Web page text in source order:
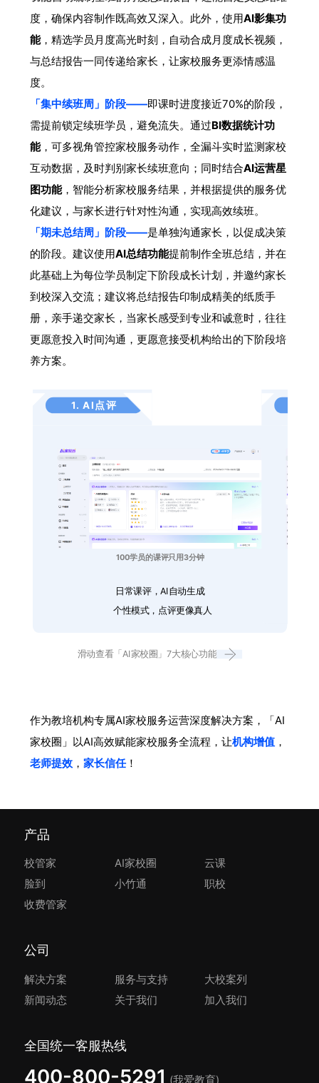
度，确保内容制作既高效又深入。此外，使用AI影集功
能，精选学员月度高光时刻，自动合成月度成长视频，
与总结报告一同传递给家长，让家校服务更添情感温
度。
「集中续班周」阶段——即课时进度接近70%的阶段，
需提前锁定续班学员，避免流失。通过BI数据统计功
能，可多视角管控家校服务动作，全漏斗实时监测家校
互动数据，及时判别家长续班意向；同时结合AI运营星
图功能，智能分析家校服务结果，并根据提供的服务优
化建议，与家长进行针对性沟通，实现高效续班。
「期未总结周」阶段——是单独沟通家长，以促成决策
的阶段。建议使用AI总结功能提前制作全班总结，并在
此基础上为每位学员制定下阶段成长计划，并邀约家长
到校深入交流；建议将总结报告印制成精美的纸质手
册，亲手递交家长，当家长感受到专业和诚意时，往往
更愿意投入时间沟通，更愿意接受机构给出的下阶段培
养方案。
1. AI点评
100学员的课评只用3分钟
日常课评，AI自动生成
个性模式，点评更像真人
滑动查看「AI家校圈」7大核心功能
作为教培机构专属AI家校服务运营深度解决方案，「AI
家校圈」以AI高效赋能家校服务全流程，让机构增值，
老师提效， 家长信任！
产品
校管家 AI家校圈
云课
脸到
小竹通
职校
收费管家
公司
解决方案 服务与支持
大校案列
新闻动态
关于我们 加入我们
全国统一客服热线
400-800-5291 (我爱教育)